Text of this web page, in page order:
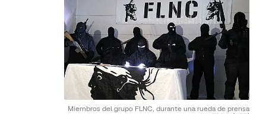
Miembros del grupo FLNC, durante una rueda de prensa